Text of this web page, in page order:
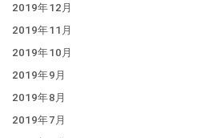
2019年12月
2019年11月
2019年10月
2019年9月
2019年8月
2019年7月